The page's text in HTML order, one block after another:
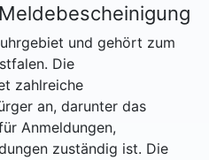
und gehört zum
Die
zahlreiche
an, darunter das
Anmeldungen,
zuständig ist. Die